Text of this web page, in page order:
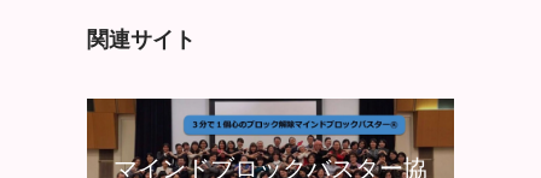
関連サイト
マインドブロックバスター協